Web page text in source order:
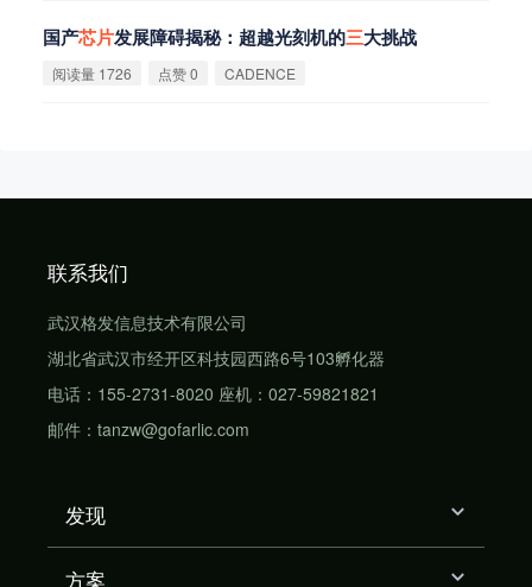
国产芯片发展障碍揭秘：超越光刻机的三大挑战
阅读量 1726 点赞 0 CADENCE
联系我们
武汉格发信息技术有限公司
湖北省武汉市经开区科技园西路6号103孵化器
电话：155-2731-8020 座机：027-59821821
邮件：tanzw@gofarlic.com
发现
方案